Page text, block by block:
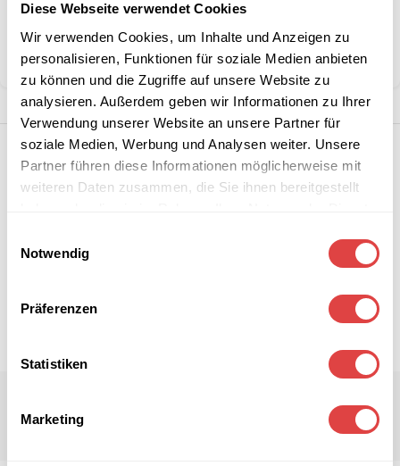
Diese Webseite verwendet Cookies
Wir verwenden Cookies, um Inhalte und Anzeigen zu
personalisieren, Funktionen für soziale Medien anbieten
zu können und die Zugriffe auf unsere Website zu
analysieren. Außerdem geben wir Informationen zu Ihrer
Verwendung unserer Website an unsere Partner für
soziale Medien, Werbung und Analysen weiter. Unsere
Partner führen diese Informationen möglicherweise mit
weiteren Daten zusammen, die Sie ihnen bereitgestellt
Notwendig
Präferenzen
Statistiken
Marketing
Kategorie: Gartentische
Marke:Gastro Uzal
Teilen: